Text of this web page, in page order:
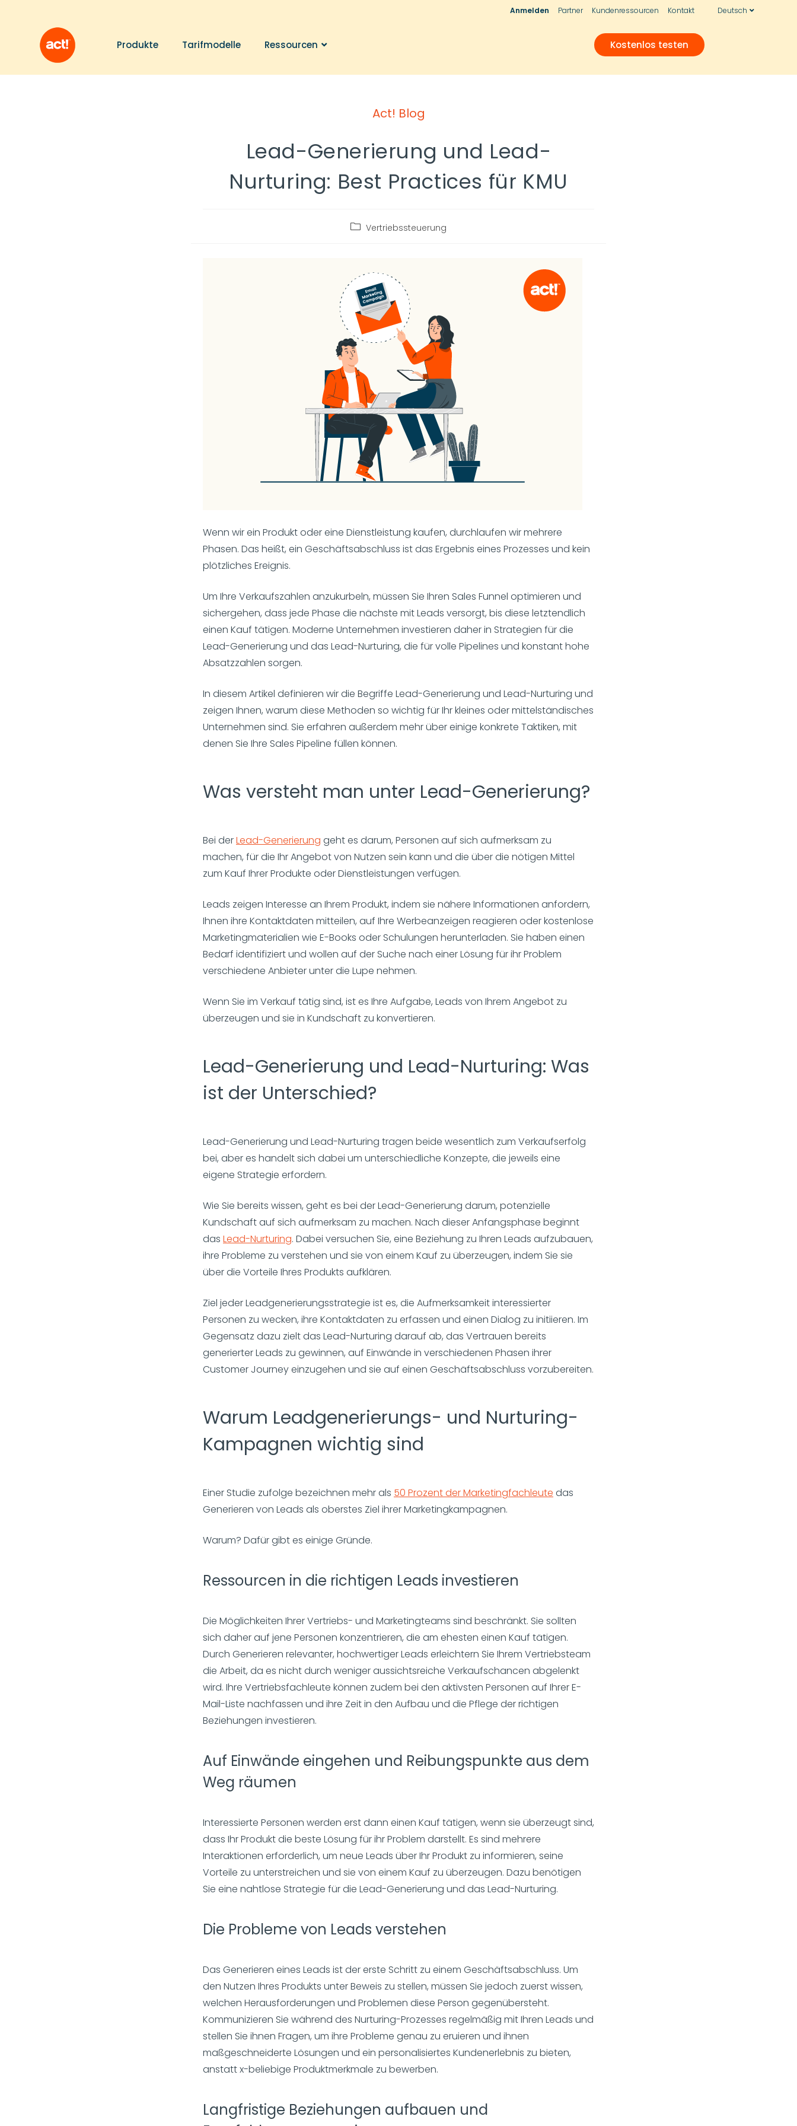
Anmelden Partner Kundenressourcen Kontakt Deutsch
Produkte Tarifmodelle Ressourcen Kostenlos testen
Act! Blog
Lead-Generierung und Lead-
Nurturing: Best Practices für KMU
Vertriebssteuerung
Wenn wir ein Produkt oder eine Dienstleistung kaufen, durchlaufen wir mehrere
Phasen. Das heißt, ein Geschäftsabschluss ist das Ergebnis eines Prozesses und kein
plötzliches Ereignis.
Um Ihre Verkaufszahlen anzukurbeln, müssen Sie Ihren Sales Funnel optimieren und
sichergehen, dass jede Phase die nächste mit Leads versorgt, bis diese letztendlich
einen Kauf tätigen. Moderne Unternehmen investieren daher in Strategien für die
Lead-Generierung und das Lead-Nurturing, die für volle Pipelines und konstant hohe
Absatzzahlen sorgen.
In diesem Artikel definieren wir die Begriffe Lead-Generierung und Lead-Nurturing und
zeigen Ihnen, warum diese Methoden so wichtig für Ihr kleines oder mittelständisches
Unternehmen sind. Sie erfahren außerdem mehr über einige konkrete Taktiken, mit
denen Sie Ihre Sales Pipeline füllen können.
Was versteht man unter Lead-Generierung?
Bei derLead-Generierung geht es darum, Personen auf sich aufmerksam zu
machen, für die Ihr Angebot von Nutzen sein kann und die über die nötigen Mittel
zum Kauf Ihrer Produkte oder Dienstleistungen verfügen.
Leads zeigen Interesse an Ihrem Produkt, indem sie nähere Informationen anfordern,
Ihnen ihre Kontaktdaten mitteilen, auf Ihre Werbeanzeigen reagieren oder kostenlose
Marketingmaterialien wie E-Books oder Schulungen herunterladen. Sie haben einen
Bedarf identifiziert und wollen auf der Suche nach einer Lösung für ihr Problem
verschiedene Anbieter unter die Lupe nehmen.
Wenn Sie im Verkauf tätig sind, ist es Ihre Aufgabe, Leads von Ihrem Angebot zu
überzeugen und sie in Kundschaft zu konvertieren.
Lead-Generierung und Lead-Nurturing: Was
ist der Unterschied?
Lead-Generierung und Lead-Nurturing tragen beide wesentlich zum Verkaufserfolg
bei, aber es handelt sich dabei um unterschiedliche Konzepte, die jeweils eine
eigene Strategie erfordern.
Wie Sie bereits wissen, geht es bei der Lead-Generierung darum, potenzielle
Kundschaft auf sich aufmerksam zu machen. Nach dieser Anfangsphase beginnt
das Lead-Nurturing. Dabei versuchen Sie, eine Beziehung zu Ihren Leads aufzubauen,
ihre Probleme zu verstehen und sie von einem Kauf zu überzeugen, indem Sie sie
über die Vorteile Ihres Produkts aufklären.
Ziel jeder Leadgenerierungsstrategie ist es, die Aufmerksamkeit interessierter
Personen zu wecken, ihre Kontaktdaten zu erfassen und einen Dialog zu initiieren. Im
Gegensatz dazu zielt das Lead-Nurturing darauf ab, das Vertrauen bereits
generierter Leads zu gewinnen, auf Einwände in verschiedenen Phasen ihrer
Customer Journey einzugehen und sie auf einen Geschäftsabschluss vorzubereiten.
Warum Leadgenerierungs- und Nurturing-
Kampagnen wichtig sind
Einer Studie zufolge bezeichnen mehr als 50 Prozent der Marketingfachleute das
Generieren von Leads als oberstes Ziel ihrer Marketingkampagnen.
Warum? Dafür gibt es einige Gründe.
Ressourcen in die richtigen Leads investieren
Die Möglichkeiten Ihrer Vertriebs- und Marketingteams sind beschränkt. Sie sollten
sich daher auf jene Personen konzentrieren, die am ehesten einen Kauf tätigen.
Durch Generieren relevanter, hochwertiger Leads erleichtern Sie Ihrem Vertriebsteam
die Arbeit, da es nicht durch weniger aussichtsreiche Verkaufschancen abgelenkt
wird. Ihre Vertriebsfachleute können zudem bei den aktivsten Personen auf Ihrer E-
Mail-Liste nachfassen und ihre Zeit in den Aufbau und die Pflege der richtigen
Beziehungen investieren.
Auf Einwände eingehen und Reibungspunkte aus dem
Weg räumen
Interessierte Personen werden erst dann einen Kauf tätigen, wenn sie überzeugt sind,
dass Ihr Produkt die beste Lösung für ihr Problem darstellt. Es sind mehrere
Interaktionen erforderlich, um neue Leads über Ihr Produkt zu informieren, seine
Vorteile zu unterstreichen und sie von einem Kauf zu überzeugen. Dazu benötigen
Sie eine nahtlose Strategie für die Lead-Generierung und das Lead-Nurturing.
Die Probleme von Leads verstehen
Das Generieren eines Leads ist der erste Schritt zu einem Geschäftsabschluss. Um
den Nutzen Ihres Produkts unter Beweis zu stellen, müssen Sie jedoch zuerst wissen,
welchen Herausforderungen und Problemen diese Person gegenübersteht.
Kommunizieren Sie während des Nurturing-Prozesses regelmäßig mit Ihren Leads und
stellen Sie ihnen Fragen, um ihre Probleme genau zu eruieren und ihnen
maßgeschneiderte Lösungen und ein personalisiertes Kundenerlebnis zu bieten,
anstatt x-beliebige Produktmerkmale zu bewerben.
Langfristige Beziehungen aufbauen und